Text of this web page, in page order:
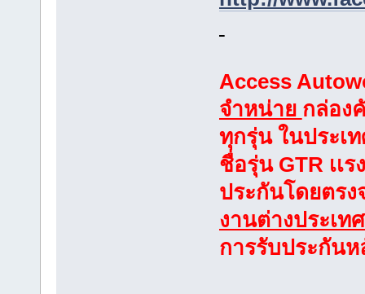
Access
จำหน่าย กล่อง
ทุกรุ่น ในประเ
ชื่อรุ่น GTR เเ
ประกันโดยตรง
งานต่างประเท
การรับประกัน